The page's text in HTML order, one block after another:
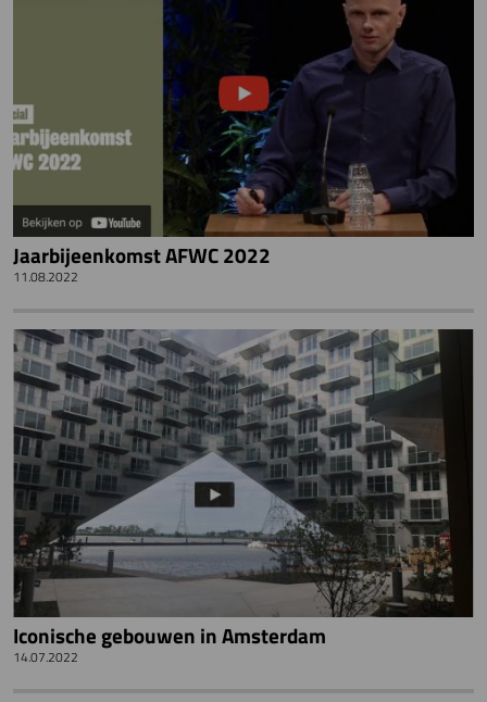
Jaarbijeenkomst AFWC 2022
11.08.2022
Iconische gebouwen in Amsterdam
14.07.2022